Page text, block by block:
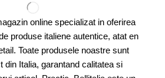
online specializat in oferirea
produse italiene autentice, atat en
Toate produsele noastre sunt
din Italia, garantand calitatea si